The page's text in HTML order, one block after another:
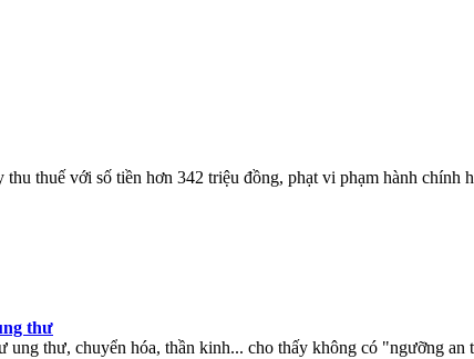
thuế với số tiền hơn 342 triệu đồng, phạt vi phạm hành chính
thư
ung thư, chuyển hóa, thần kinh... cho thấy không có "ngưỡng an